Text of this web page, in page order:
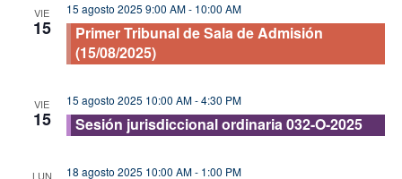
VIE
15
15 agosto 2025 9:00 AM- 10:00 AM
Primer Tribunal de Sala de Admisión
(15/08/2025)
VIE
15
15 agosto 2025 10:00 AM-4:30 PM
Sesión jurisdiccional ordinaria 032-O-2025
LUN 18 agosto 2025 10:00 AM- 1:00 PM